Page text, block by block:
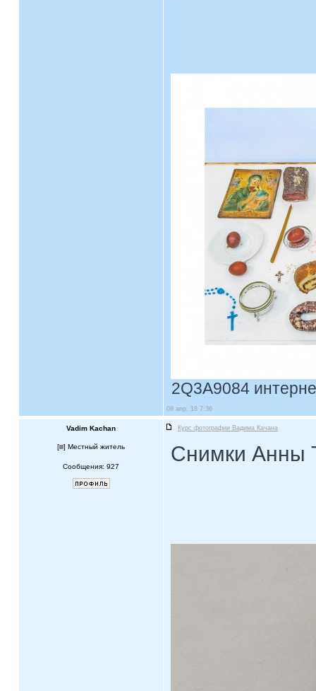
2Q3A9084
08 апр, 18 7:36
Vadim Kachan Курс фотографии Вадима Качана
[ ] Местный житель
Сообщения: 927
Снимки Анны